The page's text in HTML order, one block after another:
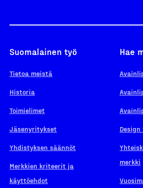
Suomalainen työ
Tietoa meistä
Historia
Toimielimet
Jäsenyritykset
Yhdistyksen säännöt
Merkkien kriteerit ja
käyttöehdot
Hae
merkki